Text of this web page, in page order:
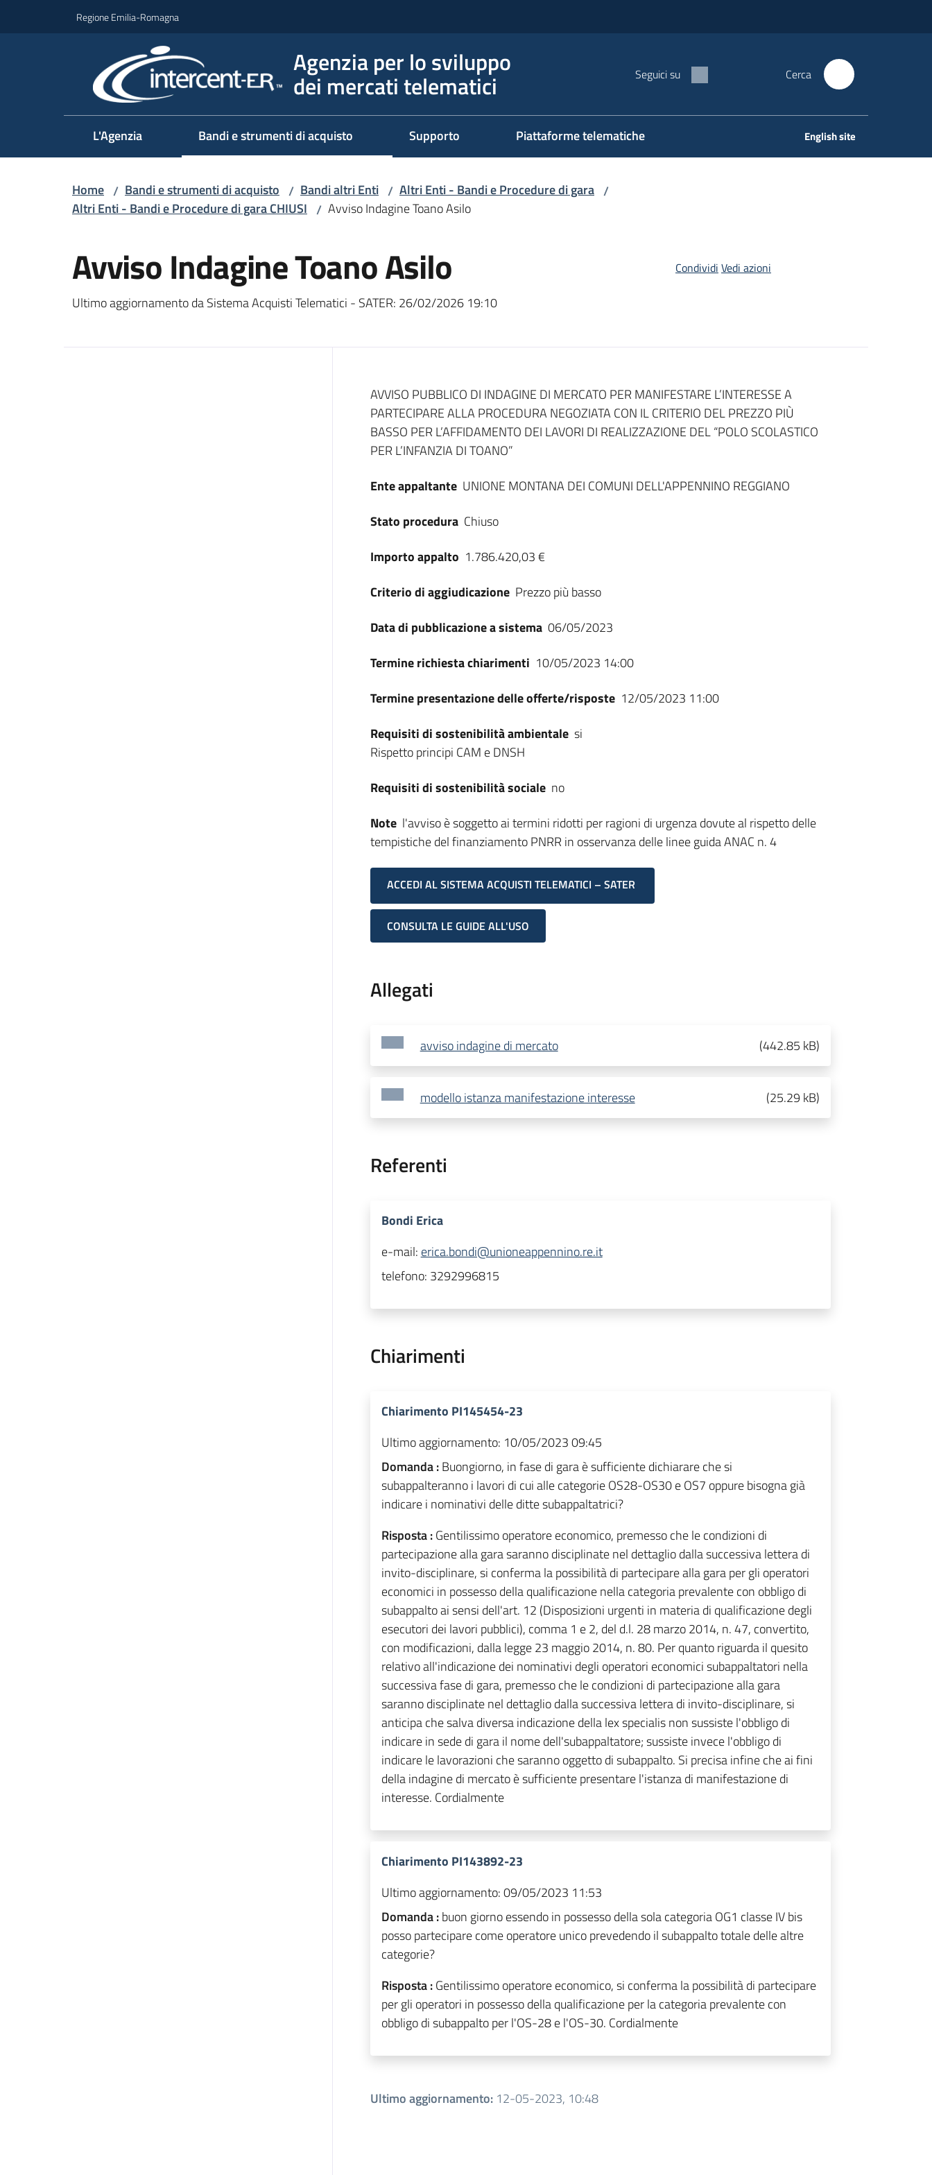
Regione Emilia-Romagna
Agenzia per lo sviluppo
dei mercati telematici Seguici su Cerca
L'Agenzia Bandi e strumenti di acquisto Supporto Piattaforme telematiche English site
Home / Bandi e strumenti di acquisto / Bandi altri Enti / Altri Enti - Bandi e Procedure di gara /
Altri Enti - Bandi e Procedure di gara CHIUSI / Avviso Indagine Toano Asilo
Avviso Indagine Toano Asilo
Ultimo aggiornamento da Sistema Acquisti Telematici - SATER: 26/02/2026 19:10
Condividi Vedi azioni
Dati del bando
AVVISO PUBBLICO DI INDAGINE DI MERCATO PER MANIFESTARE L’INTERESSE A
PARTECIPARE ALLA PROCEDURA NEGOZIATA CON IL CRITERIO DEL PREZZO PIÙ
BASSO PER L’AFFIDAMENTO DEI LAVORI DI REALIZZAZIONE DEL “POLO SCOLASTICO
PER L’INFANZIA DI TOANO”
Ente appaltante UNIONE MONTANA DEI COMUNI DELL'APPENNINO REGGIANO
Stato procedura Chiuso
Importo appalto 1.786.420,03 €
Criterio di aggiudicazione Prezzo più basso
Data di pubblicazione a sistema 06/05/2023
Termine richiesta chiarimenti 10/05/2023 14:00
Termine presentazione delle offerte/risposte 12/05/2023 11:00
Requisiti di sostenibilità ambientale si
Rispetto principi CAM e DNSH
Requisiti di sostenibilità sociale no
Note l'avviso è soggetto ai termini ridotti per ragioni di urgenza dovute al rispetto delle
tempistiche del finanziamento PNRR in osservanza delle linee guida ANAC n. 4
ACCEDI AL SISTEMA ACQUISTI TELEMATICI – SATER
CONSULTA LE GUIDE ALL'USO
Allegati
avviso indagine di mercato (442.85 kB)
modello istanza manifestazione interesse (25.29 kB)
Referenti
Bondi Erica
e-mail: erica.bondi@unioneappennino.re.it
telefono: 3292996815
Chiarimenti
Chiarimento PI145454-23
Ultimo aggiornamento: 10/05/2023 09:45
Domanda :Buongiorno, in fase di gara è sufficiente dichiarare che si
subappalteranno i lavori di cui alle categorie OS28-OS30 e OS7 oppure bisogna già
indicare i nominativi delle ditte subappaltatrici?
Risposta :Gentilissimo operatore economico, premesso che le condizioni di
partecipazione alla gara saranno disciplinate nel dettaglio dalla successiva lettera di
invito-disciplinare, si conferma la possibilità di partecipare alla gara per gli operatori
economici in possesso della qualificazione nella categoria prevalente con obbligo di
subappalto ai sensi dell'art. 12 (Disposizioni urgenti in materia di qualificazione degli
esecutori dei lavori pubblici), comma 1 e 2, del d.l. 28 marzo 2014, n. 47, convertito,
con modificazioni, dalla legge 23 maggio 2014, n. 80. Per quanto riguarda il quesito
relativo all'indicazione dei nominativi degli operatori economici subappaltatori nella
successiva fase di gara, premesso che le condizioni di partecipazione alla gara
saranno disciplinate nel dettaglio dalla successiva lettera di invito-disciplinare, si
anticipa che salva diversa indicazione della lex specialis non sussiste l'obbligo di
indicare in sede di gara il nome dell'subappaltatore; sussiste invece l'obbligo di
indicare le lavorazioni che saranno oggetto di subappalto. Si precisa infine che ai fini
della indagine di mercato è sufficiente presentare l'istanza di manifestazione di
interesse. Cordialmente
Chiarimento PI143892-23
Ultimo aggiornamento:09/05/2023 11:53
Domanda :buon giorno essendo in possesso della sola categoria OG1 classe IV bis
posso partecipare come operatore unico prevedendo il subappalto totale delle altre
categorie?
Risposta :Gentilissimo operatore economico, si conferma la possibilità di partecipare
per gli operatori in possesso della qualificazione per la categoria prevalente con
obbligo di subappalto per l'OS-28 e l'OS-30. Cordialmente
Ultimo aggiornamento: 12-05-2023, 10:48